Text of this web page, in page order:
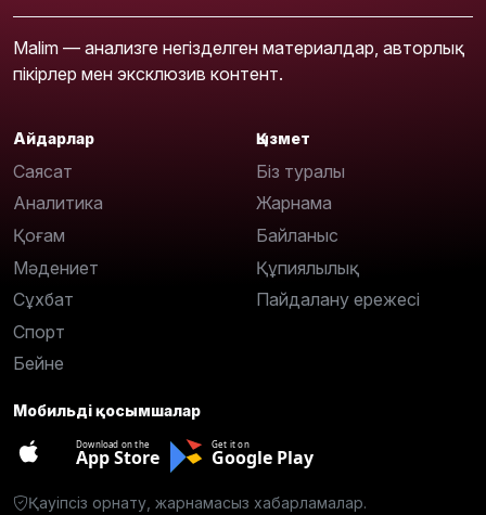
Malim — анализге негізделген материалдар, авторлық
пікірлер мен эксклюзив контент.
Айдарлар
Саясат
Аналитика
Қоғам
Мәдениет
Сұхбат
Спорт
Бейне
Қызмет
Біз туралы
Жарнама
Байланыс
Құпиялылық
Пайдалану ережесі
Мобильді қосымшалар
Download on the
App Store
Get it on
Google Play
Қауіпсіз орнату, жарнамасыз хабарламалар.